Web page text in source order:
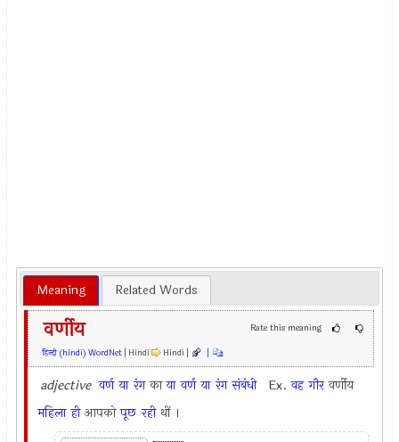
Meaning Related Words
Rate this meaning
वर्णीय
हिन्दी (hindi) WordNet | Hindi Hindi | |
adjective वर्ण या रंग काया वर्ण या रंग संबंधी Ex.वह गौरवर्णीय
महिला हीआपकोपूछ रही थीं ।